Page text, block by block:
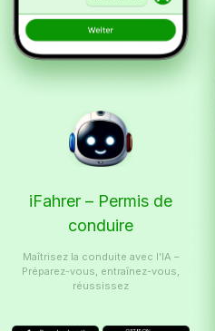
iFahrer – Permis de
conduire
Maîtrisez la conduite avec l’IA –
Préparez-vous, entraînez-vous,
réussissez